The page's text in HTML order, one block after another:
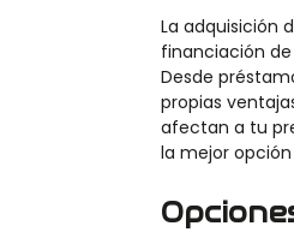
La adquisición
financiación
Desde
propias
afectan a tu
la mejor